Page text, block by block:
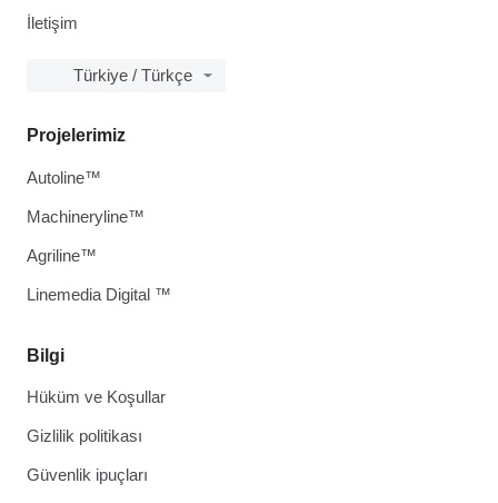
İletişim
Türkiye / Türkçe
Bilgi
Hüküm ve Koşullar
Gizlilik politikası
Güvenlik ipuçları
Projelerimiz
Autoline™
Machineryline™
Agriline™
Linemedia Digital ™